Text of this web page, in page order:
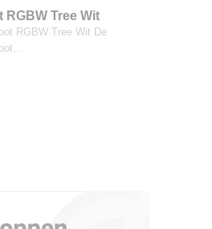
RGBW Tree Wit
RGBW Tree Wit De